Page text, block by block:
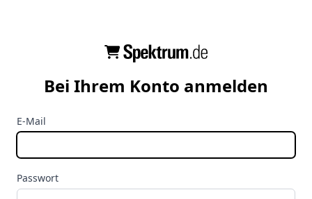
Bei Ihrem Konto anmelden
E-Mail
Passwort